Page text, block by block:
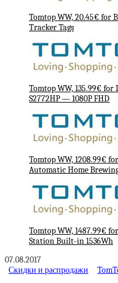
Tomtop WW, 20.45€ for
Tracker Tags
Tomtop WW, 135.99€
S2772HP — 1080P FHD
Tomtop WW, 1208.99€
Automatic Home
Tomtop WW, 1487.99€
Station Built-in 1536Wh
07.08.2017
Скидки и распродажи